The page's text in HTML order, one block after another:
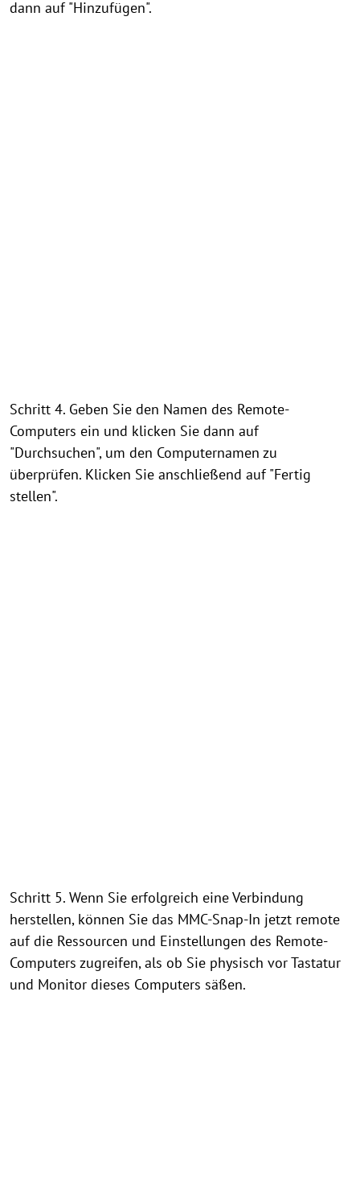
dann auf "Hinzufügen".
Schritt 4. Geben Sie den Namen des Remote-
Computers ein und klicken Sie dann auf
"Durchsuchen", um den Computernamen zu
überprüfen. Klicken Sie anschließend auf "Fertig
stellen".
Schritt 5. Wenn Sie erfolgreich eine Verbindung
herstellen, können Sie das MMC-Snap-In jetzt remote
auf die Ressourcen und Einstellungen des Remote-
Computers zugreifen, als ob Sie physisch vor Tastatur
und Monitor dieses Computers säßen.